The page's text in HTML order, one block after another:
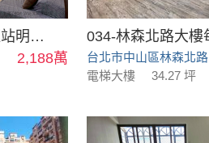
★~星光環‧捷運站明星學區採光兩房車~★
2,188萬 台北市中山區林森北路
電梯大樓 34.27 坪